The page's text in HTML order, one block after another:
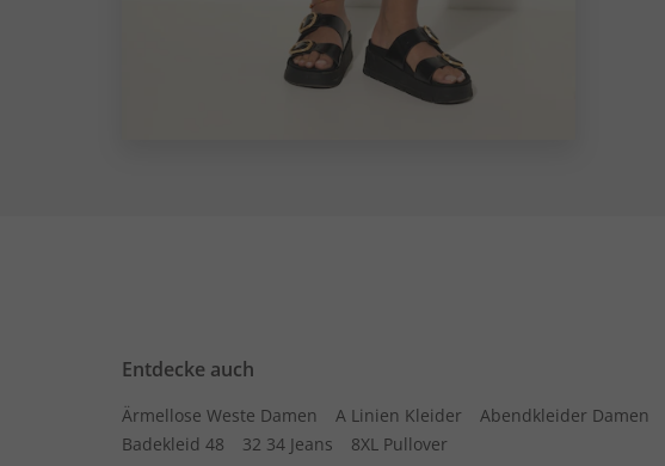
Entdecke auch
Ärmellose Weste Damen A Linien Kleider Abendkleider Damen
Badekleid 48
32 34 Jeans 8XL Pullover